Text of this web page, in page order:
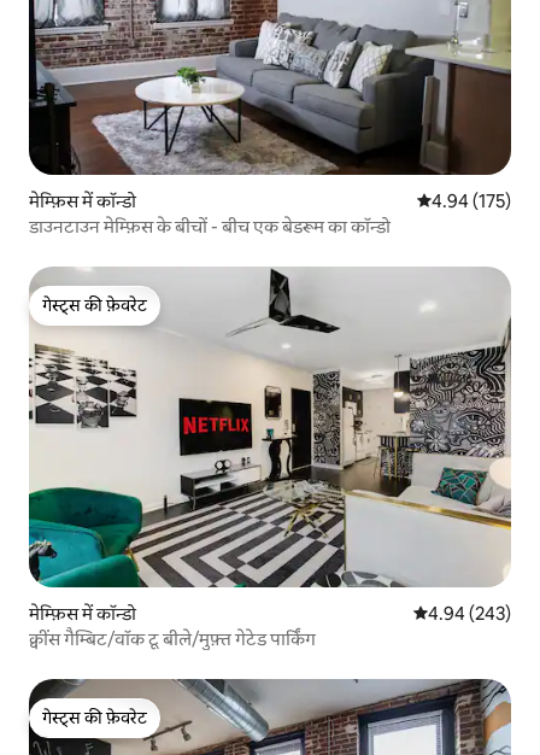
मेम्फ़िस में कॉन्डो औसत रेटिंग 5 में से
4.94 (175)
डाउनटाउन मेम्फ़िस के बीचों - बीच एक बेडरूम का कॉन्डो
गेस्ट्स की फ़ेवरेट
गेस्ट्स की फ़ेवरेट
मेम्फ़िस में कॉन्डो औसत रेटिंग 5 में से
4.94 (243)
क्वींस गैम्बिट/वॉक टू बीले/मुफ़्त गेटेड पार्किंग
गेस्ट्स की फ़ेवरेट
गेस्ट्स की फ़ेवरेट